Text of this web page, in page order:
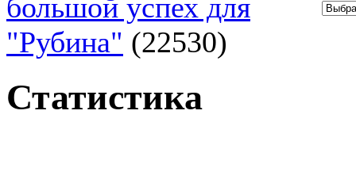
большой успех для
"Рубина" (22530)
Статистика